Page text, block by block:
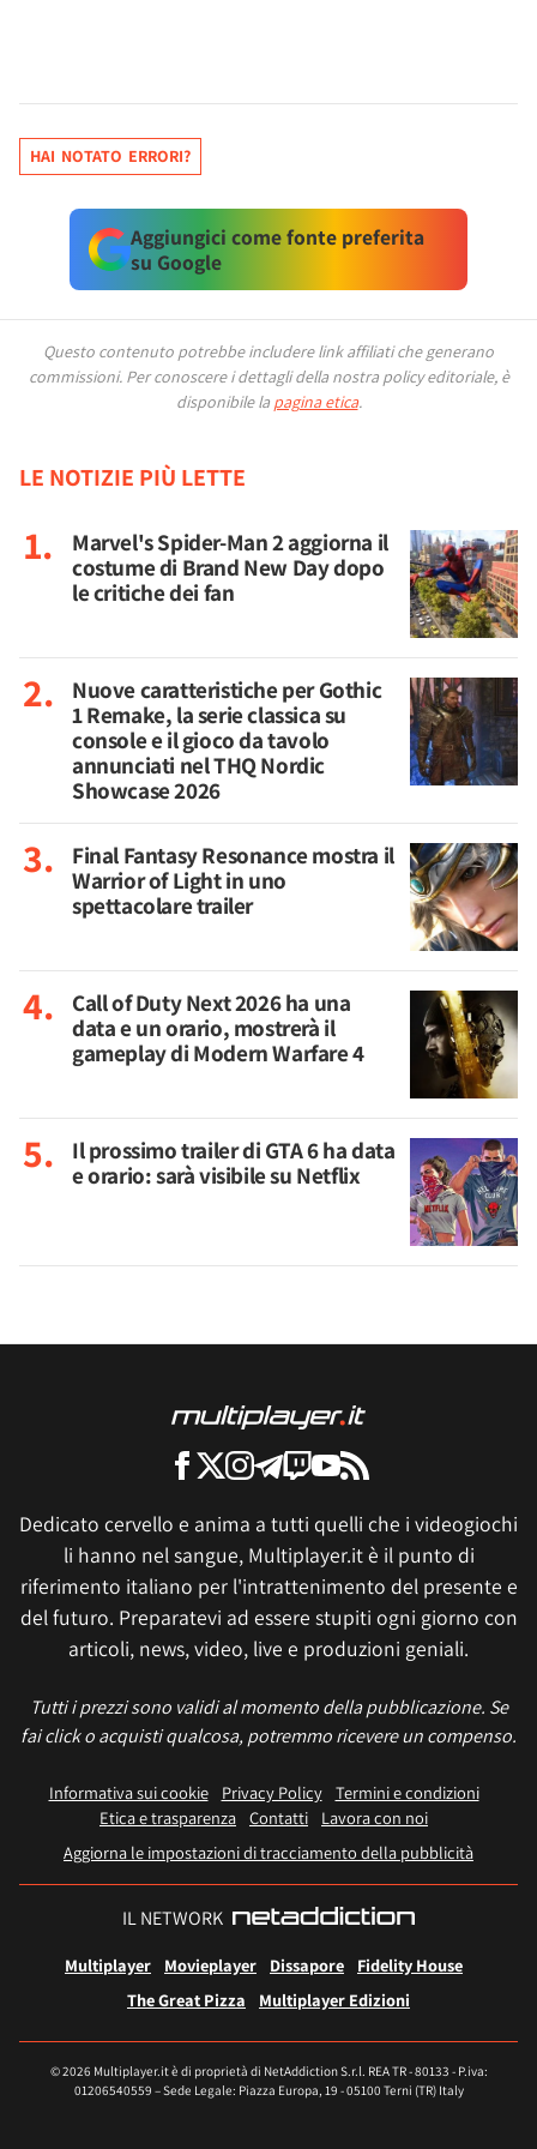
HAI NOTATO ERRORI?
Aggiungici come fonte preferita
su Google
Questo contenuto potrebbe includere link affiliati che generano
commissioni. Per conoscere i dettagli della nostra policy editoriale, è
disponibile la pagina etica.
LE NOTIZIE PIÙ LETTE
Marvel's Spider-Man 2 aggiorna il
costume di Brand New Day dopo
le critiche dei fan
Nuove caratteristiche per Gothic
1 Remake, la serie classica su
console e il gioco da tavolo
annunciati nel THQ Nordic
Showcase 2026
Final Fantasy Resonance mostra il
Warrior of Light in uno
spettacolare trailer
Call of Duty Next 2026 ha una
data e un orario, mostrerà il
gameplay di Modern Warfare 4
Il prossimo trailer di GTA 6 ha data
e orario: sarà visibile su Netflix
Dedicato cervello e anima a tutti quelli che i videogiochi
li hanno nel sangue, Multiplayer.it è il punto di
riferimento italiano per l'intrattenimento del presente e
del futuro. Preparatevi ad essere stupiti ogni giorno con
articoli, news, video, live e produzioni geniali.
Tutti i prezzi sono validi al momento della pubblicazione. Se
fai click o acquisti qualcosa, potremmo ricevere un compenso.
Informativa sui cookie Privacy Policy
Termini e condizioni
Etica e trasparenza Contatti
Lavora con noi
Aggiorna le impostazioni di tracciamento della pubblicità
IL NETWORK
Multiplayer Movieplayer Dissapore
Fidelity House
The Great Pizza
Multiplayer Edizioni
© 2026 Multiplayer.it è di proprietà di NetAddiction S.r.l. REA TR - 80133 - P.iva:
01206540559 – Sede Legale: Piazza Europa, 19 - 05100 Terni (TR) Italy